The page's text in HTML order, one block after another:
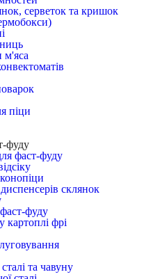
серветок та кришок
м'яса
піци
фуду
фаст-фуду
склянок
фуду
картоплі фрі
та чавуну